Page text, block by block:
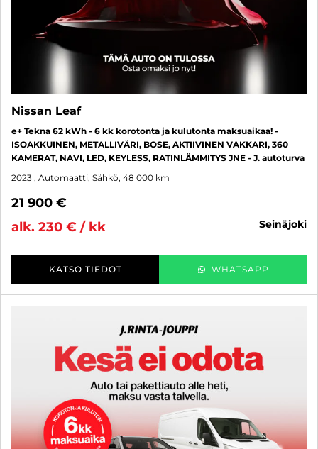
Nissan Leaf
e+ Tekna 62 kWh - 6 kk korotonta ja kulutonta maksuaikaa! -
ISOAKKUINEN, METALLIVÄRI, BOSE, AKTIIVINEN VAKKARI, 360
KAMERAT, NAVI, LED, KEYLESS, RATINLÄMMITYS JNE - J. autoturva
2023 , Automaatti, Sähkö, 48 000 km
21 900 €
alk. 230 € / kk
seinäjoki
KATSO TIEDOT WHATSAPP